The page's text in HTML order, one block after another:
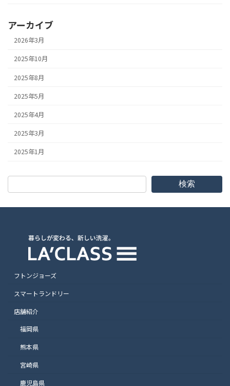
アーカイブ
2026年3月
2025年10月
2025年8月
2025年5月
2025年4月
2025年3月
2025年1月
検索
フトンジョーズ
スマートランドリー
店舗紹介
福岡県
熊本県
宮崎県
鹿児島県